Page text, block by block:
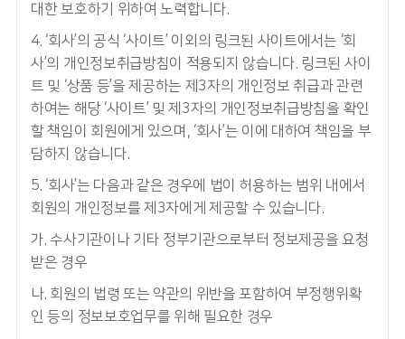
대한 보호하기 위하여 노력합니다.
4. ‘회사’의 공식 ‘사이트’ 이외의 링크된 사이트에서는 ‘회
사’의 개인정보취급방침이 적용되지 않습니다. 링크된 사이
트 및 ‘상품 등’을 제공하는 제3자의 개인정보 취급과 관련
하여는 해당 ‘사이트’ 및 제3자의 개인정보취급방침을 확인
할 책임이 회원에게 있으며, ‘회사’는 이에 대하여 책임을 부
담하지 않습니다.
5. ‘회사’는 다음과 같은 경우에 법이 허용하는 범위 내에서
회원의 개인정보를 제3자에게 제공할 수 있습니다.
가. 수사기관이나 기타 정부기관으로부터 정보제공을 요청
받은 경우
나. 회원의 법령 또는 약관의 위반을 포함하여 부정행위확
인 등의 정보보호업무를 위해 필요한 경우